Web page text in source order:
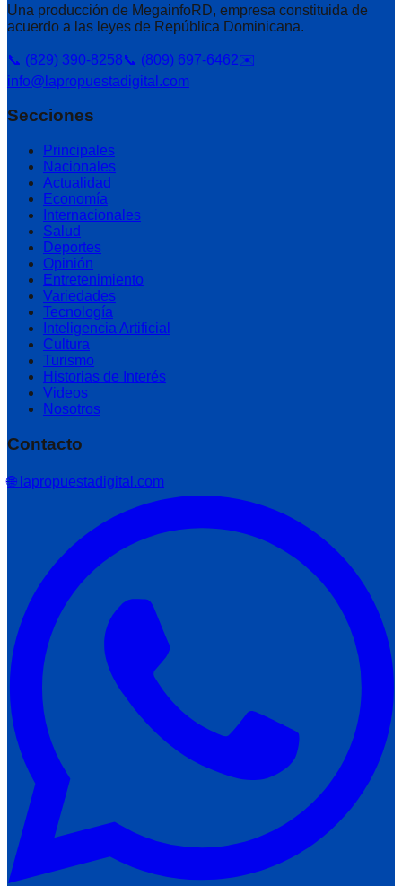
Una producción de MegainfoRD, empresa constituida de
acuerdo a las leyes de República Dominicana.
📞 (829) 390-8258📞 (809) 697-6462✉️
info@lapropuestadigital.com
Secciones
Principales
Nacionales
Actualidad
Economía
Internacionales
Salud
Deportes
Opinión
Entretenimiento
Variedades
Tecnología
Inteligencia Artificial
Cultura
Turismo
Historias de Interés
Videos
Nosotros
Contacto
🌐 lapropuestadigital.com